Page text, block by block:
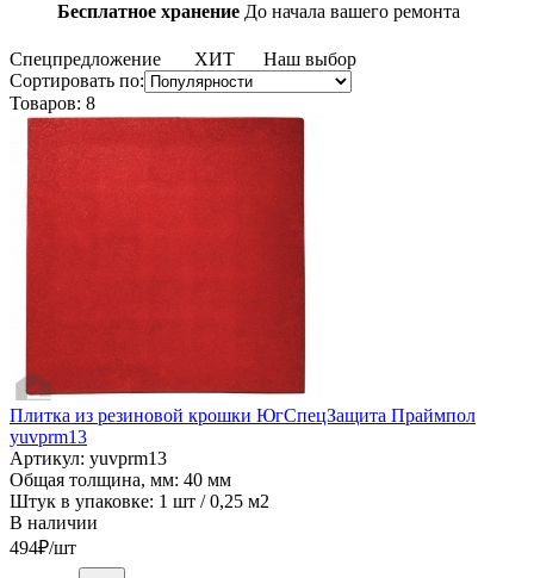
Бесплатное хранение До начала вашего ремонта
Спецпредложение ХИТ
Наш выбор
Сортировать по:
Товаров: 8
Плитка из резиновой крошки ЮгСпецЗащита Праймпол
yuvprm13
Артикул: yuvprm13
Общая толщина, мм: 40 мм
Штук в упаковке: 1 шт / 0,25 м2
В наличии
494₽/шт